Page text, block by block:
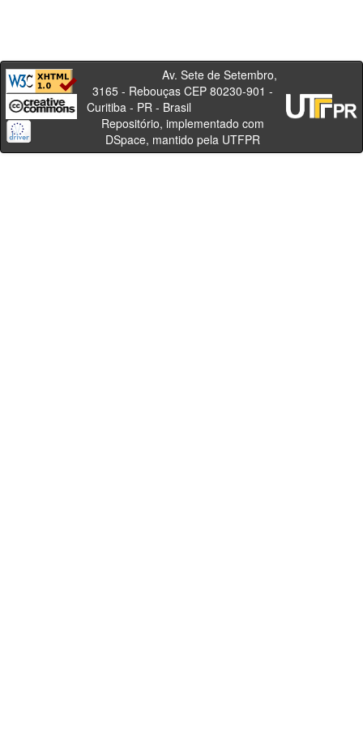
Av. Sete de Setembro,
3165 - Rebouças CEP 80230-901 -
Curitiba - PR - Brasil
Repositório, implementado com
DSpace, mantido pela UTFPR